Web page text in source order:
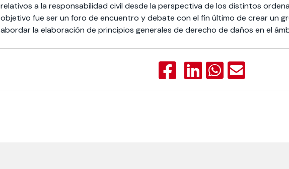
relativos a la responsabilidad civil desde la perspectiva de los distintos
objetivo fue ser un foro de encuentro y debate con el fin último de crear un
abordar la elaboración de principios generales de derecho de daños en el